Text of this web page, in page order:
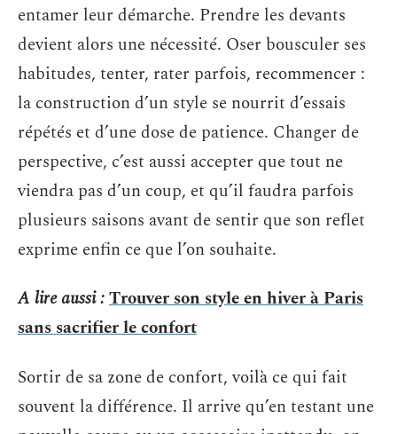
entamer leur démarche. Prendre les devants
devient alors une nécessité. Oser bousculer ses
habitudes, tenter, rater parfois, recommencer :
la construction d’un style se nourrit d’essais
répétés et d’une dose de patience. Changer de
perspective, c’est aussi accepter que tout ne
viendra pas d’un coup, et qu’il faudra parfois
plusieurs saisons avant de sentir que son reflet
exprime enfin ce que l’on souhaite.
A lire aussi :Trouver son style en hiver à Paris
sans sacrifier le confort
Sortir de sa zone de confort, voilà ce qui fait
souvent la différence. Il arrive qu’en testant une